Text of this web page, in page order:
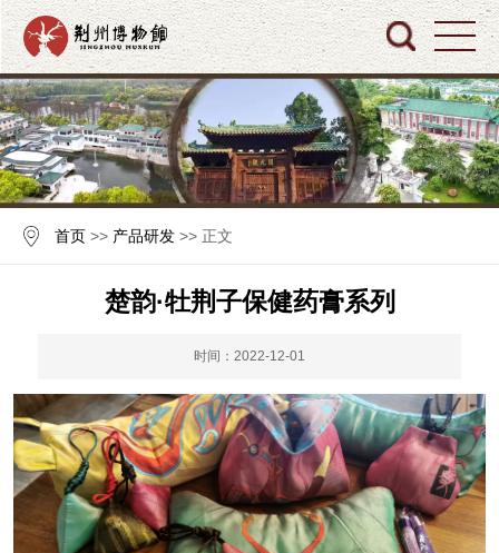
首页 >> 产品研发 >> 正文
楚韵·牡荆子保健药膏系列
时间：2022-12-01